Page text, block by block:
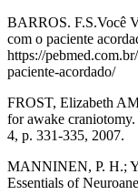
BARROS. F.S.Você
com o paciente
https://
paciente-acordado/
FROST, Elizabeth
for awake craniotomy.
4, p. 331-335, 2007.
MANNINEN, P. H.;
Essentials of